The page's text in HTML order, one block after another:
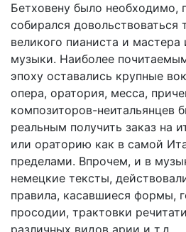
Бетховену было необходимо,
собирался довольствоваться
великого пианиста и мастера
музыки. Наиболее
эпоху оставались крупные
опера, оратория, месса,
композиторов-неитальянцев
реальным получить заказ на
или ораторию как в самой
пределами. Впрочем, и в
немецкие тексты,
правила, касавшиеся формы,
просодии, трактовки
различных видов арии и т.д.